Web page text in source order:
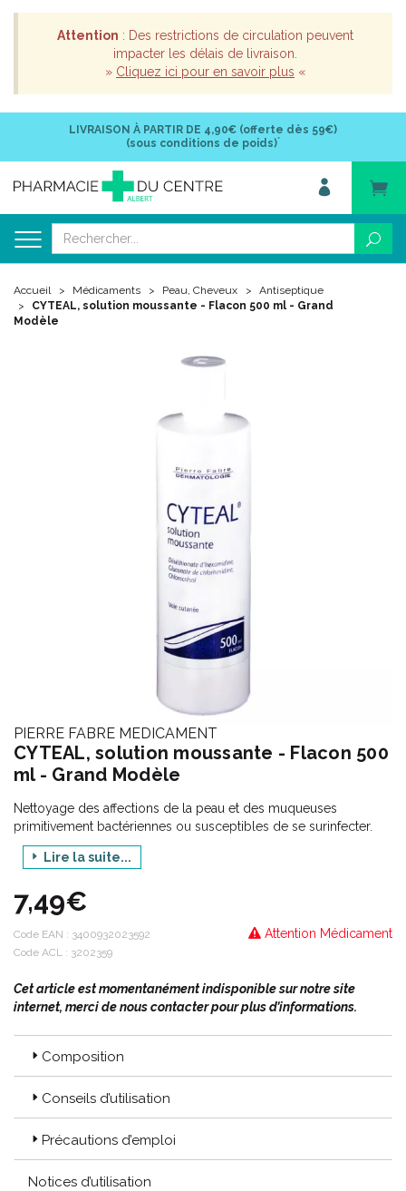
Attention : Des restrictions de circulation peuvent
impacter les délais de livraison.
» Cliquez ici pour en savoir plus «
LIVRAISON À PARTIR DE 4,90€ (offerte dès 59€)
(sous conditions de poids)*
Accueil Médicaments Peau, Cheveux
Antiseptique
CYTEAL, solution moussante - Flacon 500 ml - Grand
Modèle
PIERRE FABRE MEDICAMENT
CYTEAL, solution moussante - Flacon 500
ml - Grand Modèle
Nettoyage des affections de la peau et des muqueuses
primitivement bactériennes ou susceptibles de se surinfecter.
Remarque : Les agents antiseptiques ne sont pas stérilisants. Ils
réduisent temporairement le nombre de micro-organismes.
Lire la suite...
7,49€
Attention Médicament
Code EAN : 3400932023592
Code ACL : 3202359
Cet article est momentanément indisponible sur notre site
internet, merci de nous contacter pour plus d’informations.
Composition
Conseils d’utilisation
Précautions d’emploi
Notices d’utilisation